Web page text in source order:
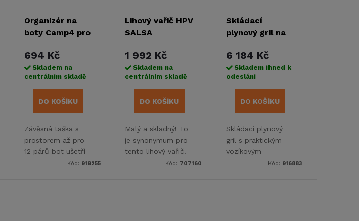
Organizér na
boty Camp4 pro
694 Kč
Skladem na
centrálním skladě
DO KOŠÍKU
Závěsná taška s
prostorem až pro
12 párů bot ušetří
Kód: 919255
Lihový vařič HPV
SALSA
1 992 Kč
Skladem na
centrálním skladě
DO KOŠÍKU
Malý a skladný! To
je synonymum pro
tento lihový vařič.
Kód: 707160
Skládací
plynový gril na
6 184 Kč
Skladem ihned k
odeslání
DO KOŠÍKU
Skládací plynový
gril s praktickým
vozíkovým
Kód: 916883